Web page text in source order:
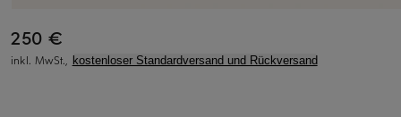
250 €
inkl. MwSt., kostenloser Standardversand und Rückversand